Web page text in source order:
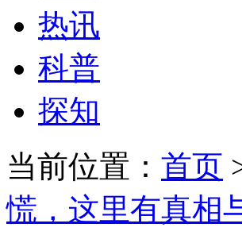
热讯
科普
探知
当前位置： 首页
慌，这里有真相